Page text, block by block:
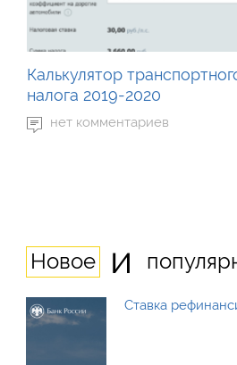
Калькулятор
налога 2019-2020
нет комментариев
Новое и
Ставка